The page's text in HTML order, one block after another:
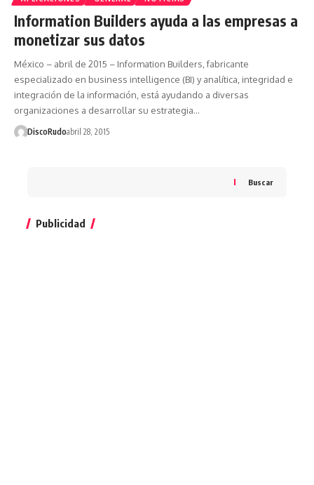
Information Builders ayuda a las empresas a
monetizar sus datos
México – abril de 2015 – Information Builders, fabricante
especializado en business intelligence (BI) y analítica, integridad e
integración de la información, está ayudando a diversas
organizaciones a desarrollar su estrategia…
DiscoRudoabril 28, 2015
Buscar
Publicidad